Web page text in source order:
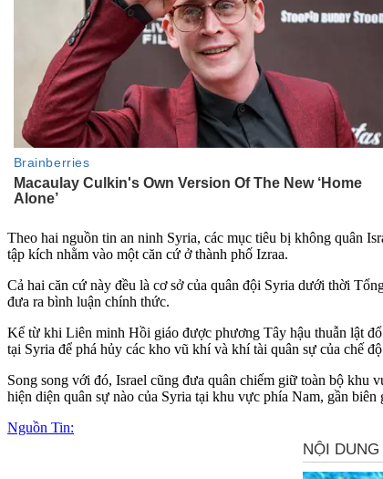
Theo hai nguồn tin an ninh Syria, các mục tiêu bị không quân
tập kích nhằm vào một căn cứ ở thành phố Izraa.
Cả hai căn cứ này đều là cơ sở của quân đội Syria dưới thời
đưa ra bình luận chính thức.
Kể từ khi Liên minh Hồi giáo được phương Tây hậu thuẫn lật
tại Syria để phá hủy các kho vũ khí và khí tài quân sự của chế
Song song với đó, Israel cũng đưa quân chiếm giữ toàn bộ khu
hiện diện quân sự nào của Syria tại khu vực phía Nam, gần biên
Nguồn Tin: